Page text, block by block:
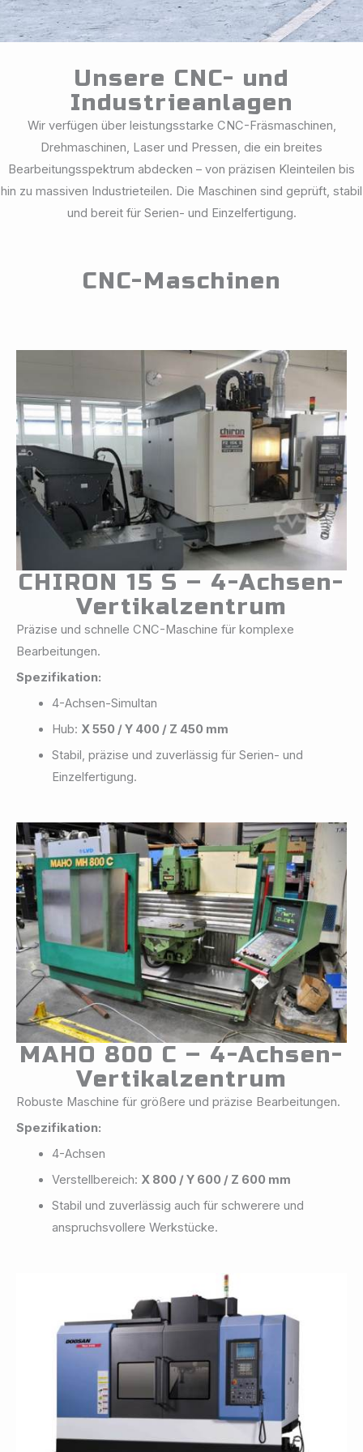
Unsere CNC- und
Industrieanlagen
Wir verfügen über leistungsstarke CNC-Fräsmaschinen,
Drehmaschinen, Laser und Pressen, die ein breites
Bearbeitungsspektrum abdecken – von präzisen Kleinteilen bis
hin zu massiven Industrieteilen. Die Maschinen sind geprüft, stabil
und bereit für Serien- und Einzelfertigung.
CNC-Maschinen
CHIRON 15 S – 4-Achsen-
Vertikalzentrum
Präzise und schnelle CNC-Maschine für komplexe
Bearbeitungen.
Spezifikation:
4-Achsen-Simultan
Hub: X 550 / Y 400 / Z 450 mm
Stabil, präzise und zuverlässig für Serien- und
Einzelfertigung.
MAHO 800 C – 4-Achsen-
Vertikalzentrum
Robuste Maschine für größere und präzise Bearbeitungen.
Spezifikation:
4-Achsen
Verstellbereich: X 800 / Y 600 / Z 600 mm
Stabil und zuverlässig auch für schwerere und
anspruchsvollere Werkstücke.